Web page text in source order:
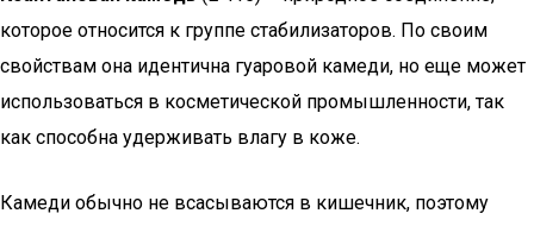
которое относится к группе стабилизаторов. По своим
свойствам она идентична гуаровой камеди, но еще может
использоваться в косметической промышленности, так
как способна удерживать влагу в коже.
Камеди обычно не всасываются в кишечник, поэтому